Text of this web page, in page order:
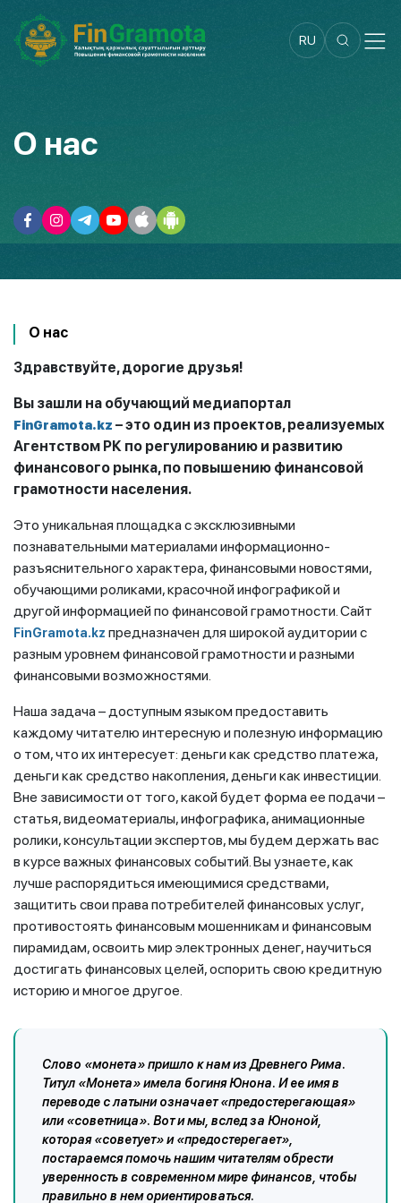
RU
О нас
О нас
Здравствуйте, дорогие друзья!
Вы зашли на обучающий медиапортал
FinGramota.kz – это один из проектов, реализуемых
Агентством РК по регулированию и развитию
финансового рынка, по повышению финансовой
грамотности населения.
Это уникальная площадка с эксклюзивными
познавательными материалами информационно-
разъяснительного характера, финансовыми новостями,
обучающими роликами, красочной инфографикой и
другой информацией по финансовой грамотности. Сайт
FinGramota.kz предназначен для широкой аудитории с
разным уровнем финансовой грамотности и разными
финансовыми возможностями.
Наша задача – доступным языком предоставить
каждому читателю интересную и полезную информацию
о том, что их интересует: деньги как средство платежа,
деньги как средство накопления, деньги как инвестиции.
Вне зависимости от того, какой будет форма ее подачи –
статья, видеоматериалы, инфографика, анимационные
ролики, консультации экспертов, мы будем держать вас
в курсе важных финансовых событий. Вы узнаете, как
лучше распорядиться имеющимися средствами,
защитить свои права потребителей финансовых услуг,
противостоять финансовым мошенникам и финансовым
пирамидам, освоить мир электронных денег, научиться
достигать финансовых целей, оспорить свою кредитную
историю и многое другое.
Слово «монета» пришло к нам из Древнего Рима.
Титул «Монета» имела богиня Юнона. И ее имя в
переводе с латыни означает «предостерегающая»
или «советница». Вот и мы, вслед за Юноной,
которая «советует» и «предостерегает»,
постараемся помочь нашим читателям обрести
уверенность в современном мире финансов, чтобы
правильно в нем ориентироваться.